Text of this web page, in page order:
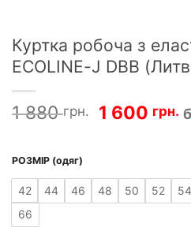
Куртка робоча з
ECOLINE-J DBB
1 880грн.
256 грн..
1 600 грн.
РОЗМІР (одяг)
42 44 46 48 50 52 54
66